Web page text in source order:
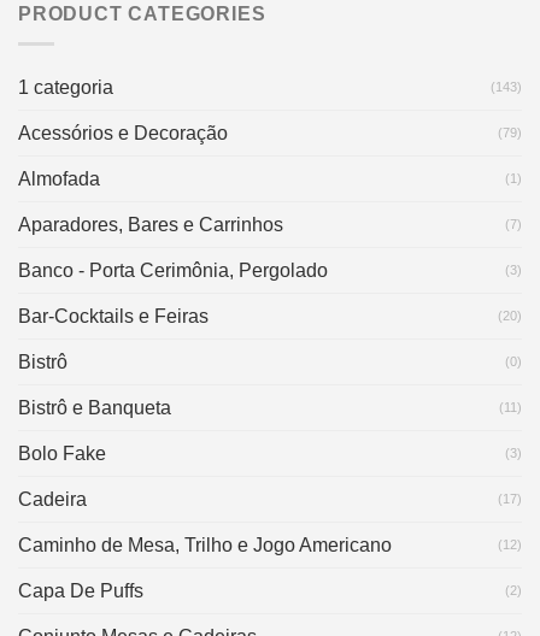
PRODUCT CATEGORIES
1 categoria (143)
Acessórios e Decoração (79)
Almofada (1)
Aparadores, Bares e Carrinhos (7)
Banco - Porta Cerimônia, Pergolado (3)
Bar-Cocktails e Feiras (20)
Bistrô (0)
Bistrô e Banqueta (11)
Bolo Fake (3)
Cadeira (17)
Caminho de Mesa, Trilho e Jogo Americano (12)
Capa De Puffs (2)